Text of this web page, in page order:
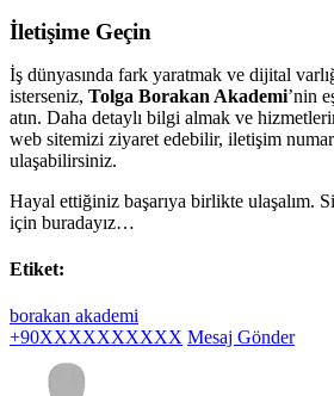
İletişime Geçin
İş dünyasında fark yaratmak ve dijital
isterseniz, Tolga Borakan Akademi’nin
atın. Daha detaylı bilgi almak ve
web sitemizi ziyaret edebilir, iletişim
ulaşabilirsiniz.
Hayal ettiğiniz başarıya birlikte ulaşalım.
için buradayız…
Etiket:
borakan akademi
+90XXXXXXXXXX Mesaj Gönder